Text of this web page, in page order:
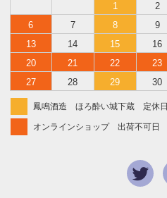
1 2
6
7 8 9
13
14 15 16
20
21 22 23
27
28 29 30
鳳鳴酒造 ほろ酔い城下蔵 定休日
オンラインショップ 出荷不可日